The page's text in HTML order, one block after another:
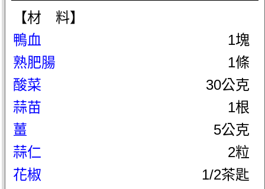
【材 料】
鴨血
1塊
熟肥腸
1條
酸菜
30公克
蒜苗
1根
薑
5公克
蒜仁
2粒
花椒
1/2茶匙